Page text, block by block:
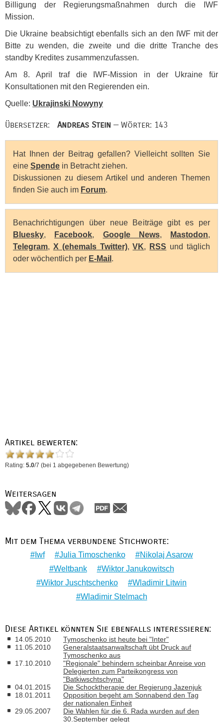
Billigung der Regierungsmaßnahmen durch die
IWF
Mission.
Die Ukraine beabsichtigt ebenfalls sich an den IWF mit der
Bitte zu wenden, die zweite und die dritte Tranche des
standby Kredites zusammenzufassen.
Am 8. April traf die
IWF-Mission in der Ukraine für
Konsultationen mit den Regierenden ein.
Quelle: Ukrajinski Nowyny
Übersetzer: Andreas Stein — Wörter: 143
Hat Ihnen der Beitrag gefallen? Vielleicht sollten Sie
eine Spende in Betracht ziehen.
Diskussionen zu diesem Artikel und anderen Themen
finden Sie auch im Forum.
Benachrichtigungen über neue Beiträge gibt es per
Bluesky, Facebook, Google News, Mastodon,
Telegram, X (ehemals Twitter),VK, RSS und täglich
oder wöchentlich per E-Mail .
Artikel bewerten:
Rating: 5.0/7 (bei 1 abgegebenen Bewertung)
Weitersagen
Mit dem Thema verbundene Stichworte:
Iwf Julia Timoschenko
Nikolaj Asarow
Weltbank
Wiktor Janukowitsch
Wiktor Juschtschenko
Wladimir Litwin
Wladimir Stelmach
Diese Artikel könnten Sie ebenfalls interessieren:
14.05.2010
Tymoschenko ist heute bei "Inter"
11.05.2010
Generalstaatsanwaltschaft übt Druck auf
Tymoschenko aus
17.10.2010
"Regionale" behindern scheinbar Anreise von
Delegierten zum Parteikongress von
"Batkiwschtschyna"
04.01.2015
Die Schocktherapie der Regierung Jazenjuk
18.01.2011
Opposition begeht am Sonnabend den Tag
der nationalen Einheit
29.05.2007
Die Wahlen für die 6. Rada wurden auf den
30.September gelegt